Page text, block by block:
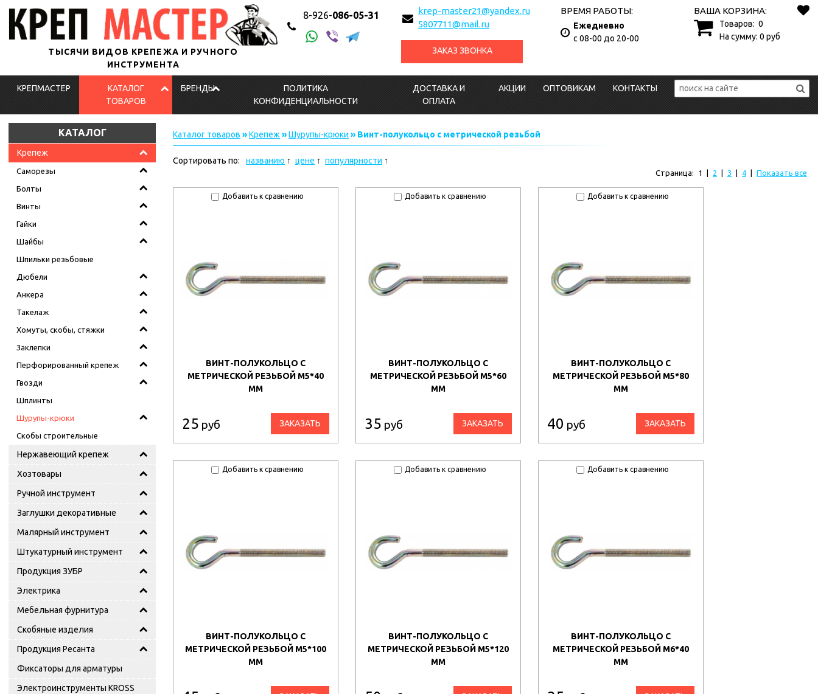
ТЫСЯЧИ ВИДОВ КРЕПЕЖА И РУЧНОГО
ИНСТРУМЕНТА
8-926-086-05-31
krep-master21@yandex.ru
5807711@mail.ru
ЗАКАЗ ЗВОНКА
ВРЕМЯ РАБОТЫ:
Ежедневно
с 08-00 до 20-00
ВАША КОРЗИНА:
Товаров: 0
На сумму: 0 руб
КРЕПМАСТЕР
КАТАЛОГ
ТОВАРОВ
БРЕНДЫ
ПОЛИТИКА
КОНФИДЕНЦИАЛЬНОСТИ
ДОСТАВКА И
ОПЛАТА
АКЦИИ ОПТОВИКАМ КОНТАКТЫ
КАТАЛОГ
Крепеж
Саморезы
Болты
Винты
Гайки
Шайбы
Шпильки резьбовые
Дюбели
Анкера
Такелаж
Хомуты, скобы, стяжки
Заклепки
Перфорированный крепеж
Гвозди
Шплинты
Шурупы-крюки
Скобы строительные
Нержавеющий крепеж
Хозтовары
Ручной инструмент
Заглушки декоративные
Малярный инструмент
Штукатурный инструмент
Продукция ЗУБР
Электрика
Мебельная фурнитура
Скобяные изделия
Продукция Ресанта
Фиксаторы для арматуры
Электроинструменты KROSS
Каталог товаров »Крепеж »Шурупы-крюки » Винт-полукольцо с метрической резьбой
Сортировать по: названию цене популярности
Страница: 1 2 3 4 Показать все
Добавить к сравнению
ВИНТ-ПОЛУКОЛЬЦО С
МЕТРИЧЕСКОЙ РЕЗЬБОЙ М5*40
ММ
25 руб ЗАКАЗАТЬ
Добавить к сравнению
ВИНТ-ПОЛУКОЛЬЦО С
МЕТРИЧЕСКОЙ РЕЗЬБОЙ М5*60
ММ
35 руб ЗАКАЗАТЬ
Добавить к сравнению
ВИНТ-ПОЛУКОЛЬЦО С
МЕТРИЧЕСКОЙ РЕЗЬБОЙ М5*80
ММ
40 руб ЗАКАЗАТЬ
Добавить к сравнению
ВИНТ-ПОЛУКОЛЬЦО С
МЕТРИЧЕСКОЙ РЕЗЬБОЙ М5*100
ММ
Добавить к сравнению
ВИНТ-ПОЛУКОЛЬЦО С
МЕТРИЧЕСКОЙ РЕЗЬБОЙ М5*120
ММ
Добавить к сравнению
ВИНТ-ПОЛУКОЛЬЦО С
МЕТРИЧЕСКОЙ РЕЗЬБОЙ М6*40
ММ